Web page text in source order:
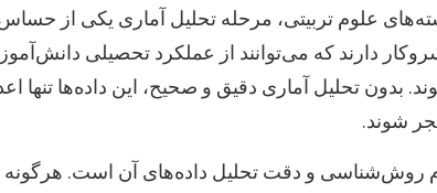
علوم تربیتی، مرحله تحلیل آماری یکی از
دارند که می‌توانند از عملکرد تحصیلی
تحلیل آماری دقیق و صحیح، این داده‌ها تنها
شوند.
روش‌شناسی و دقت تحلیل داده‌های آن است. هرگونه